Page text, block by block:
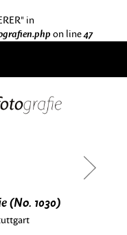
in
on line47
(No. 1030)